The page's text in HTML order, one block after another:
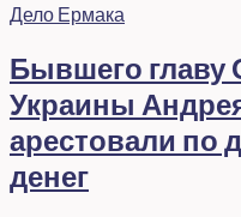
Дело Ермака
Бывшего главу
Украины
арестовали по
денег